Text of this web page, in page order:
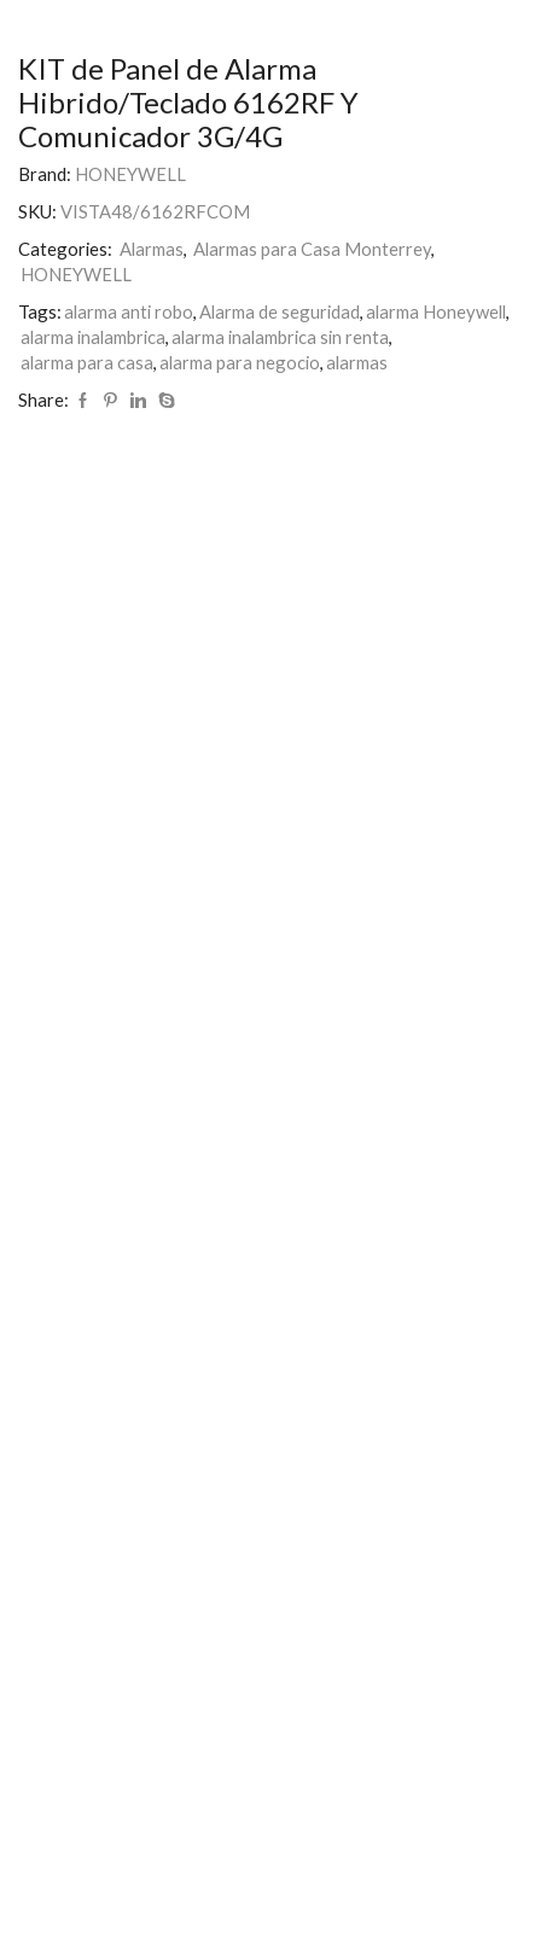
KIT de Panel de Alarma
Hibrido/Teclado 6162RF Y
Comunicador 3G/4G
Brand: HONEYWELL
SKU: VISTA48/6162RFCOM
Categories: Alarmas, Alarmas para Casa Monterrey,
HONEYWELL
Tags:alarma anti robo,Alarma de seguridad,alarma Honeywell,
alarma inalambrica,alarma inalambrica sin renta,
alarma para casa,alarma para negocio,alarmas
Share: